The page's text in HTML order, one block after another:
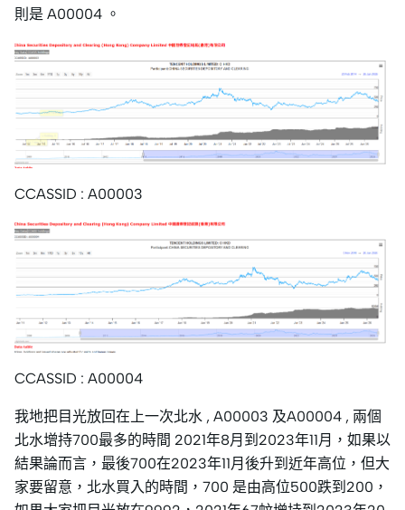
則是 A00004 。
CCASSID : A00003
CCASSID : A00004
我地把目光放回在上一次北水 , A00003 及A00004 , 兩個
北水增持700最多的時間 2021年8月到2023年11月，如果以
結果論而言，最後700在2023年11月後升到近年高位，但大
家要留意，北水買入的時間，700 是由高位500跌到200，